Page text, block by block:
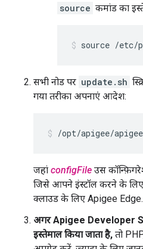
source कमांड का
source /etc/
सभी नोड पर update.sh
गया तरीका अपनाएं आदेश:
/opt/apigee/
जहां configFile उस
जिसे आपने इंस्टॉल करने के लिए
क्लाउड के लिए Apigee Edge.
अगर Apigee Developer
इस्तेमाल किया जाता है, तो